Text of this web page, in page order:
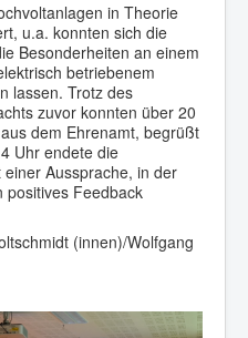
in Theorie
u.a. konnten sich die
Besonderheiten an einem
betriebenem
lassen. Trotz des
zuvor konnten über 20
dem Ehrenamt, begrüßt
Uhr endete die
Aussprache, in der
positives Feedback
(innen)/Wolfgang